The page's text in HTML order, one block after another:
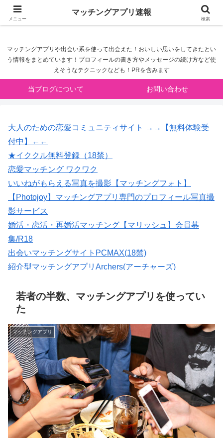
マッチングアプリ速報
マッチングアプリや出会い系を使って出会えた！おいしい思いをしてきたとい
う情報をまとめています！プロフィールの書き方やメッセージの続け方など使
えそうなテクニックなども！PRを含みます
当ブログについて お問い合わせ
大人のための恋愛コミュニティサイト →→【無料体験受
付中】←←
★イククル無料登録（18禁）
恋愛マッチング ワクワク
いいねがもらえる写真を撮影【マッチングフォト】
【Photojoy】マッチングアプリ専門のプロフィール写真撮
影サービス
婚活・恋活・再婚活マッチング【マリッシュ】会員募
集/R18
出会いマッチングサイトPCMAX(18禁)
紹介型マッチングアプリArchers(アーチャーズ)
マッチングアプリの写真なら【オトフィー】
若者の半数、マッチングアプリを使ってい
た
マッチングアプリ
メニュー
マッチングアプリ速報
検索